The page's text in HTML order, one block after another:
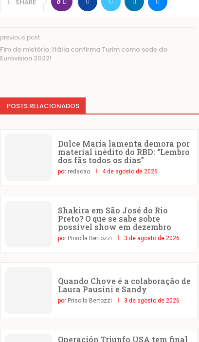
SHARE
previous post
Fim do mistério: Itália confirma Turim como sede do
Eurovision 2022!
POSTS RELACIONADOS
Dulce María lamenta demora por
material inédito do RBD: “Lembro
dos fãs todos os dias”
por redacao 4 de agosto de 2026
Shakira em São José do Rio
Preto? O que se sabe sobre
possível show em dezembro
por Priscila Bertozzi 3 de agosto de 2026
Quando Chove é a colaboração de
Laura Pausini e Sandy
por Priscila Bertozzi 3 de agosto de 2026
Operación Triunfo USA tem final